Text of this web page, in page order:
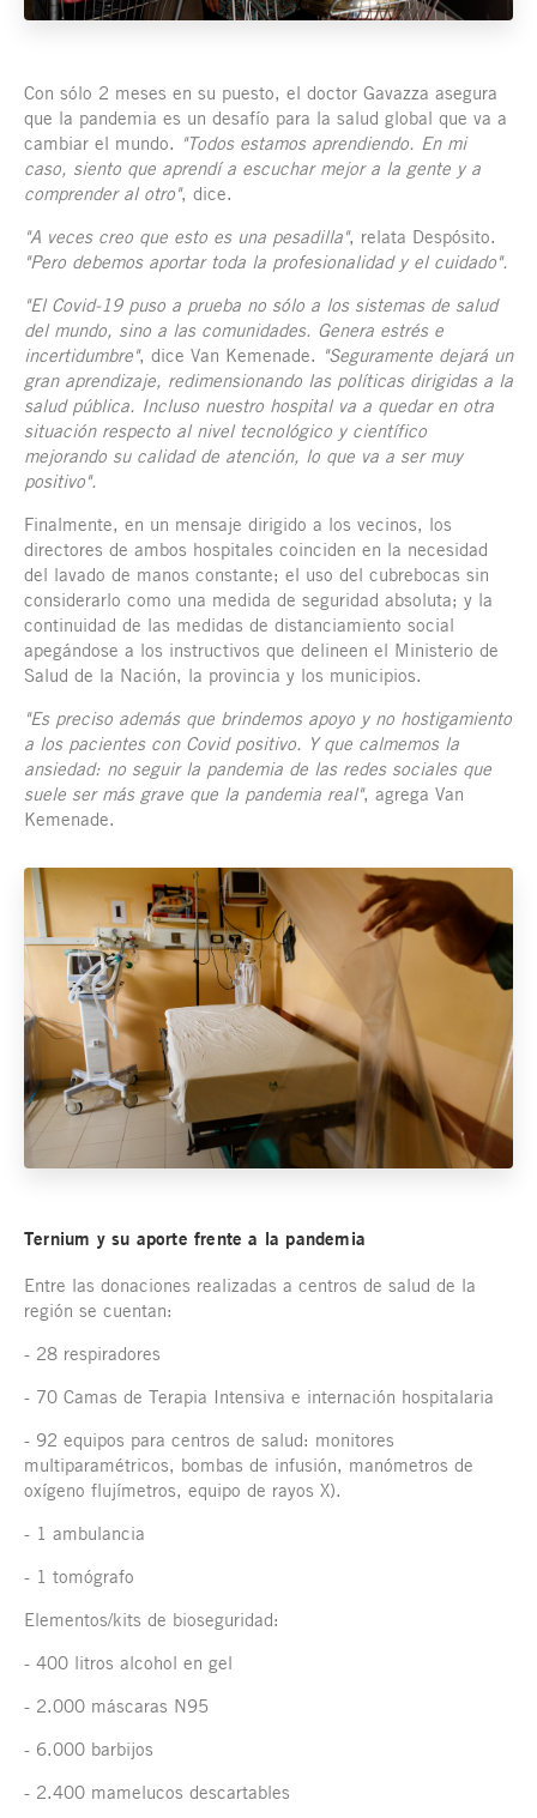
Con sólo 2 meses en su puesto, el doctor Gavazza asegura
que la pandemia es un desafío para la salud global que va a
cambiar el mundo. "Todos estamos aprendiendo. En mi
caso, siento que aprendí a escuchar mejor a la gente y a
comprender al otro", dice.
"A veces creo que esto es una pesadilla", relata Despósito.
"Pero debemos aportar toda la profesionalidad y el cuidado".
"El Covid-19 puso a prueba no sólo a los sistemas de salud
del mundo, sino a las comunidades. Genera estrés e
incertidumbre", dice Van Kemenade. "Seguramente dejará un
gran aprendizaje, redimensionando las políticas dirigidas a la
salud pública. Incluso nuestro hospital va a quedar en otra
situación respecto al nivel tecnológico y científico
mejorando su calidad de atención, lo que va a ser muy
positivo".
Finalmente, en un mensaje dirigido a los vecinos, los
directores de ambos hospitales coinciden en la necesidad
del lavado de manos constante; el uso del cubrebocas sin
considerarlo como una medida de seguridad absoluta; y la
continuidad de las medidas de distanciamiento social
apegándose a los instructivos que delineen el Ministerio de
Salud de la Nación, la provincia y los municipios.
"Es preciso además que brindemos apoyo y no hostigamiento
a los pacientes con Covid positivo. Y que calmemos la
ansiedad: no seguir la pandemia de las redes sociales que
suele ser más grave que la pandemia real", agrega Van
Kemenade.
Ternium y su aporte frente a la pandemia
Entre las donaciones realizadas a centros de salud de la
región se cuentan:
- 28 respiradores
- 70 Camas de Terapia Intensiva e internación hospitalaria
- 92 equipos para centros de salud: monitores
multiparamétricos, bombas de infusión, manómetros de
oxígeno flujímetros, equipo de rayos X).
- 1 ambulancia
- 1 tomógrafo
Elementos/kits de bioseguridad:
- 400 litros alcohol en gel
- 2.000 máscaras N95
- 6.000 barbijos
- 2.400 mamelucos descartables